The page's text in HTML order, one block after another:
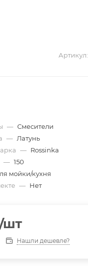
Артикул:
— Смесители
— Латунь
— Rossinka
— 150
мойки/кухня
— Нет
шт
Нашли дешевле?